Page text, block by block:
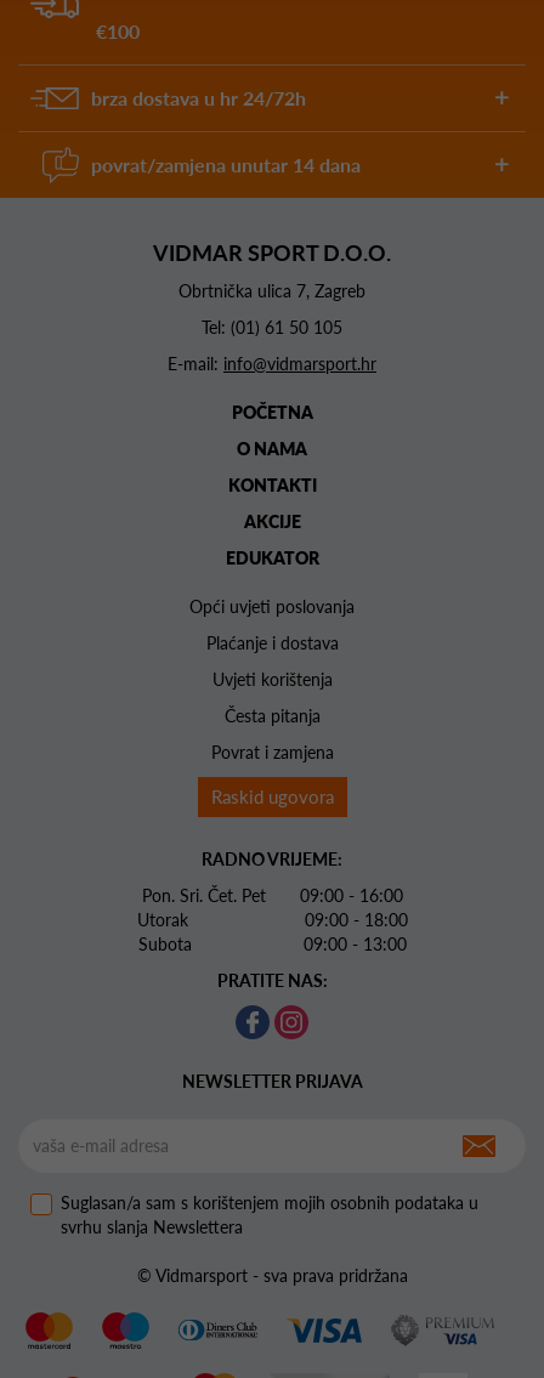
€100
brza dostava u hr 24/72h
povrat/zamjena unutar 14 dana
VIDMAR SPORT D.O.O.
Obrtnička ulica 7, Zagreb
Tel: (01) 61 50 105
E-mail: info@vidmarsport.hr
POČETNA
O NAMA
KONTAKTI
AKCIJE
EDUKATOR
Opći uvjeti poslovanja
Plaćanje i dostava
Uvjeti korištenja
Česta pitanja
Povrat i zamjena
Raskid ugovora
RADNO VRIJEME:
Pon. Sri. Čet. Pet 09:00 - 16:00
Utorak 09:00 - 18:00
Subota 09:00 - 13:00
PRATITE NAS:
NEWSLETTER PRIJAVA
Suglasan/a sam s korištenjem mojih osobnih podataka u
svrhu slanja Newslettera
© Vidmarsport - sva prava pridržana